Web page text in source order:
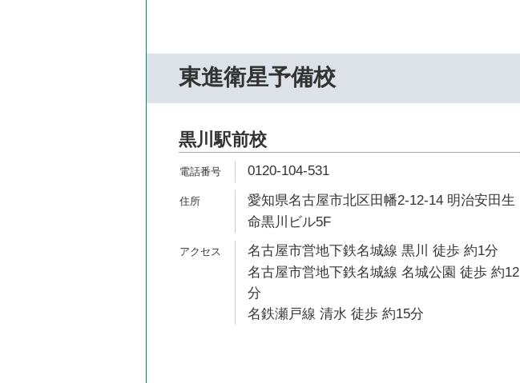
東進衛星予備校
黒川駅前校
0120-104-531
愛知県名古屋市北区田幡2-12-14 明治安田生
命黒川ビル5F
名古屋市営地下鉄名城線 黒川 徒歩 約1分
名古屋市営地下鉄名城線 名城公園 徒歩 約12
分
名鉄瀬戸線 清水 徒歩 約15分